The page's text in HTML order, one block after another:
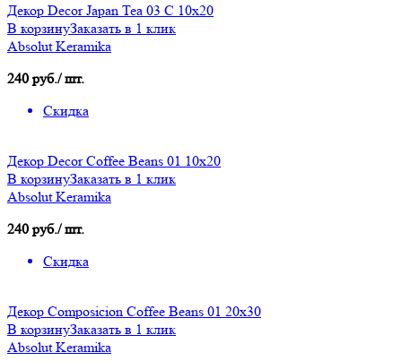
Декор Decor Japan Tea 03 C 10x20
В корзинуЗаказать в 1 клик
Absolut Keramika
240 руб./ шт.
Скидка
Декор Decor Coffee Beans 01 10х20
В корзинуЗаказать в 1 клик
Absolut Keramika
240 руб./ шт.
Скидка
Декор Composicion Coffee Beans 01 20х30
В корзинуЗаказать в 1 клик
Absolut Keramika